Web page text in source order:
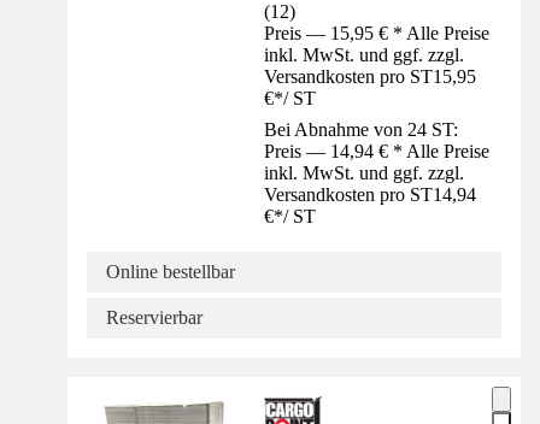
(12)
Preis — 15,95 € * Alle Preise
inkl. MwSt. und ggf. zzgl.
Versandkosten pro ST15,95
€*/ ST
Bei Abnahme von 24 ST:
Preis — 14,94 € * Alle Preise
inkl. MwSt. und ggf. zzgl.
Versandkosten pro ST14,94
€*/ ST
Online bestellbar
Reservierbar